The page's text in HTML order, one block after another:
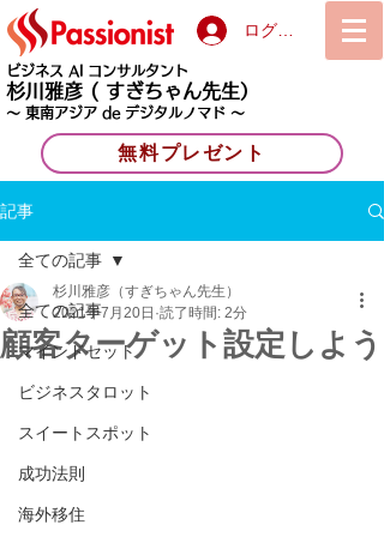
ログイン
ビジネス AI コンサルタント
杉川雅彦 ( すぎちゃん先生）
〜 東南アジア de デジタルノマド 〜
無料プレゼント
記事
全ての記事
マインドセット
ビジネスタロット
スイートスポット
成功法則
海外移住
全ての記事
顧客ターゲット設定しよう
杉川雅彦（すぎちゃん先生）
2021年7月20日 読了時間: 2分